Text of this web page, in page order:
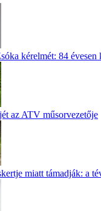
kérelmét: 84
az ATV műsorvezetője
miatt támadják: a